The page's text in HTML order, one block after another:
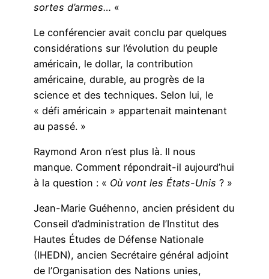
sortes d’armes… «
Le conférencier avait conclu par quelques
considérations sur l’évolution du peuple
américain, le dollar, la contribution
américaine, durable, au progrès de la
science et des techniques. Selon lui, le
« défi américain » appartenait maintenant
au passé. »
Raymond Aron n’est plus là. Il nous
manque. Comment répondrait-il aujourd’hui
à la question : « Où vont les États-Unis ? »
Jean-Marie Guéhenno, ancien président du
Conseil d’administration de l’Institut des
Hautes Études de Défense Nationale
(IHEDN), ancien Secrétaire général adjoint
de l’Organisation des Nations unies,